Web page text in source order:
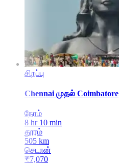
சிறப்பு
Chennai முதல் Coimbatore
நேரம்
8 hr 10 min
தூரம்
505 km
செடான்
₹7,070